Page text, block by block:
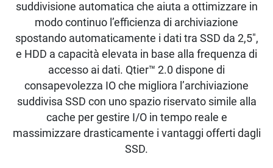
suddivisione automatica che aiuta a ottimizzare in
modo continuo l’efficienza di archiviazione
spostando automaticamente i dati tra SSD da 2,5",
e HDD a capacità elevata in base alla frequenza di
accesso ai dati. Qtier™ 2.0 dispone di
consapevolezza IO che migliora l’archiviazione
suddivisa SSD con uno spazio riservato simile alla
cache per gestire I/O in tempo reale e
massimizzare drasticamente i vantaggi offerti dagli
SSD.